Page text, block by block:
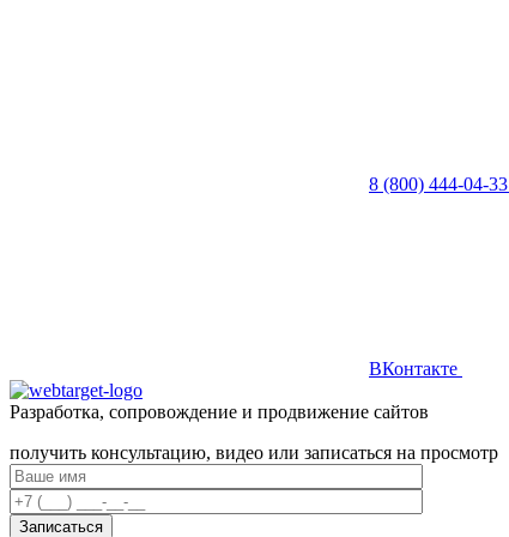
8 (800) 444-04-33
ВКонтакте
Разработка, сопровождение и продвижение сайтов
получить консультацию, видео или записаться на просмотр